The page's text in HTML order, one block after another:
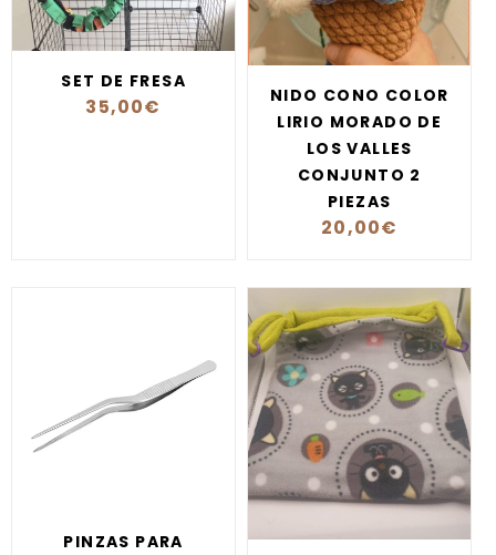
SET DE FRESA
35,00€
NIDO CONO COLOR
LIRIO MORADO DE
LOS VALLES
CONJUNTO 2
PIEZAS
20,00€
PINZAS PARA